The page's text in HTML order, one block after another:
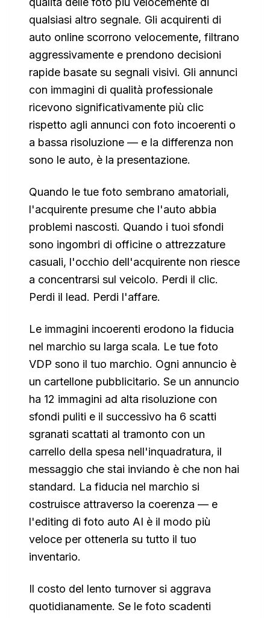
qualsiasi altro segnale. Gli acquirenti di
auto online scorrono velocemente, filtrano
aggressivamente e prendono decisioni
rapide basate su segnali visivi. Gli annunci
con immagini di qualità professionale
ricevono significativamente più clic
rispetto agli annunci con foto incoerenti o
a bassa risoluzione — e la differenza non
sono le auto, è la presentazione.
Quando le tue foto sembrano amatoriali,
l'acquirente presume che l'auto abbia
problemi nascosti. Quando i tuoi sfondi
sono ingombri di officine o attrezzature
casuali, l'occhio dell'acquirente non riesce
a concentrarsi sul veicolo. Perdi il clic.
Perdi il lead. Perdi l'affare.
Le immagini incoerenti erodono la fiducia
nel marchio su larga scala. Le tue foto
VDP sono il tuo marchio. Ogni annuncio è
un cartellone pubblicitario. Se un annuncio
ha 12 immagini ad alta risoluzione con
sfondi puliti e il successivo ha 6 scatti
sgranati scattati al tramonto con un
carrello della spesa nell'inquadratura, il
messaggio che stai inviando è che non hai
standard. La fiducia nel marchio si
costruisce attraverso la coerenza — e
l'editing di foto auto AI è il modo più
veloce per ottenerla su tutto il tuo
inventario.
Il costo del lento turnover si aggrava
quotidianamente. Se le foto scadenti